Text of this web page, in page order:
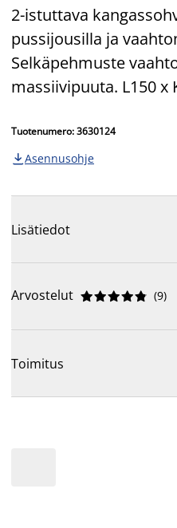
2-istuttava
pussijousilla ja
Selkäpehmuste
massiivipuuta. L150 x
Tuotenumero: 3630124
 Asennusohje
Lisätiedot
Arvostelut 




 (9)
Toimitus